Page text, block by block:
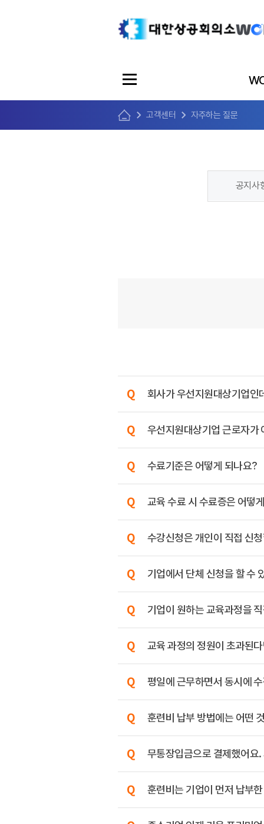
공지사
고객센터 자주하는 질문
회사가 우선지원대상기업인
우선지원대상기업 근로자가
수료기준은 어떻게 되나요?
교육 수료 시 수료증은 어떻
수강신청은 개인이 직접 신
기업에서 단체 신청을 할 수
기업이 원하는 교육과정을
교육 과정의 정원이 초과된
평일에 근무하면서 동시에
훈련비 납부 방법에는 어떤
무통장입금으로 결제했어요
훈련비는 기업이 먼저 납부